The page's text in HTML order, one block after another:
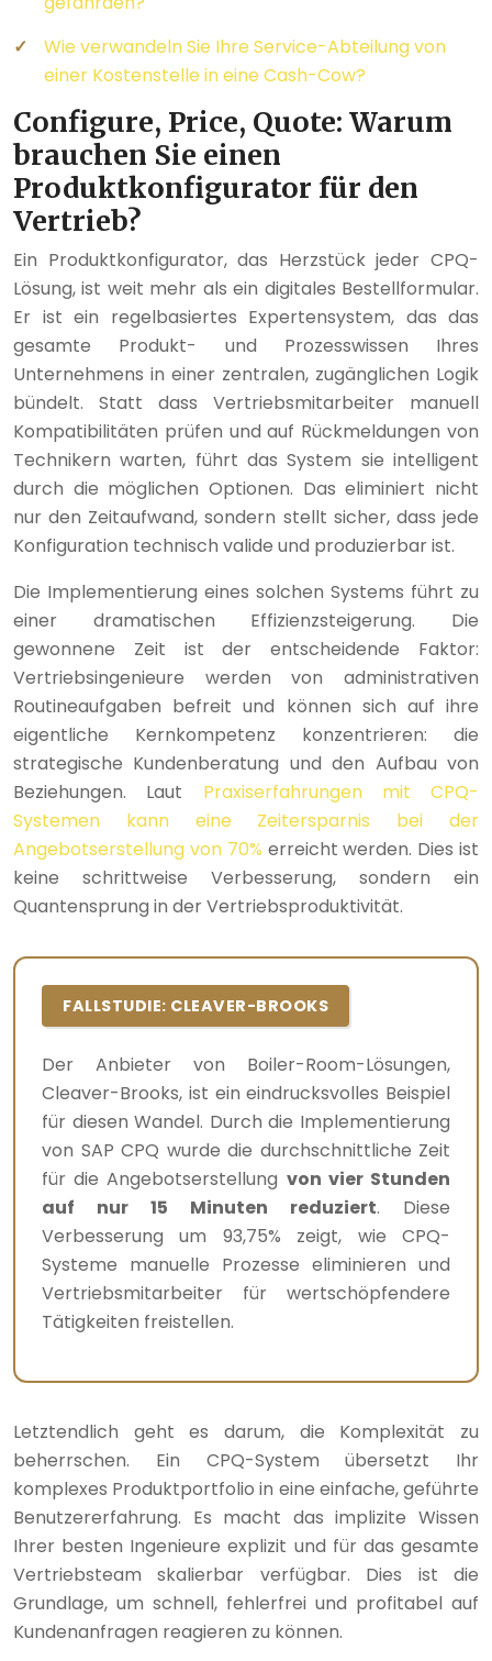
Wie verwandeln Sie Ihre Service-Abteilung von
einer Kostenstelle in eine Cash-Cow?
Configure, Price, Quote: Warum
brauchen Sie einen
Produktkonfigurator für den
Vertrieb?
Ein Produktkonfigurator, das Herzstück jeder CPQ-
Lösung, ist weit mehr als ein digitales Bestellformular.
Er ist ein regelbasiertes Expertensystem, das das
gesamte Produkt- und Prozesswissen Ihres
Unternehmens in einer zentralen, zugänglichen Logik
bündelt. Statt dass Vertriebsmitarbeiter manuell
Kompatibilitäten prüfen und auf Rückmeldungen von
Technikern warten, führt das System sie intelligent
durch die möglichen Optionen. Das eliminiert nicht
nur den Zeitaufwand, sondern stellt sicher, dass jede
Konfiguration technisch valide und produzierbar ist.
Die Implementierung eines solchen Systems führt zu
einer dramatischen Effizienzsteigerung. Die
gewonnene Zeit ist der entscheidende Faktor:
Vertriebsingenieure werden von administrativen
Routineaufgaben befreit und können sich auf ihre
eigentliche Kernkompetenz konzentrieren: die
strategische Kundenberatung und den Aufbau von
Beziehungen. Laut Praxiserfahrungen mit CPQ-
Systemen kann eine Zeitersparnis bei der
Angebotserstellung von 70% erreicht werden. Dies ist
keine schrittweise Verbesserung, sondern ein
Quantensprung in der Vertriebsproduktivität.
FALLSTUDIE: CLEAVER-BROOKS
Der Anbieter von Boiler-Room-Lösungen,
Cleaver-Brooks, ist ein eindrucksvolles Beispiel
für diesen Wandel. Durch die Implementierung
von SAP CPQ wurde die durchschnittliche Zeit
für die Angebotserstellung von vier Stunden
auf nur 15 Minuten reduziert. Diese
Verbesserung um 93,75% zeigt, wie CPQ-
Systeme manuelle Prozesse eliminieren und
Vertriebsmitarbeiter für wertschöpfendere
Tätigkeiten freistellen.
Letztendlich geht es darum, die Komplexität zu
beherrschen. Ein CPQ-System übersetzt Ihr
komplexes Produktportfolio in eine einfache, geführte
Benutzererfahrung. Es macht das implizite Wissen
Ihrer besten Ingenieure explizit und für das gesamte
Vertriebsteam skalierbar verfügbar. Dies ist die
Grundlage, um schnell, fehlerfrei und profitabel auf
Kundenanfragen reagieren zu können.